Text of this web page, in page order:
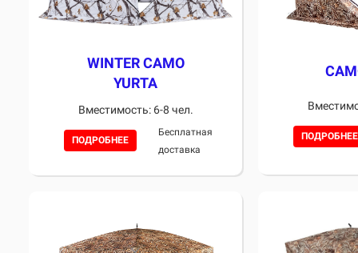
WINTER CAMO
YURTA
Вместимость: 6-8 чел.
ПОДРОБНЕЕ
Бесплатная
доставка
ПОДРОБНЕЕ